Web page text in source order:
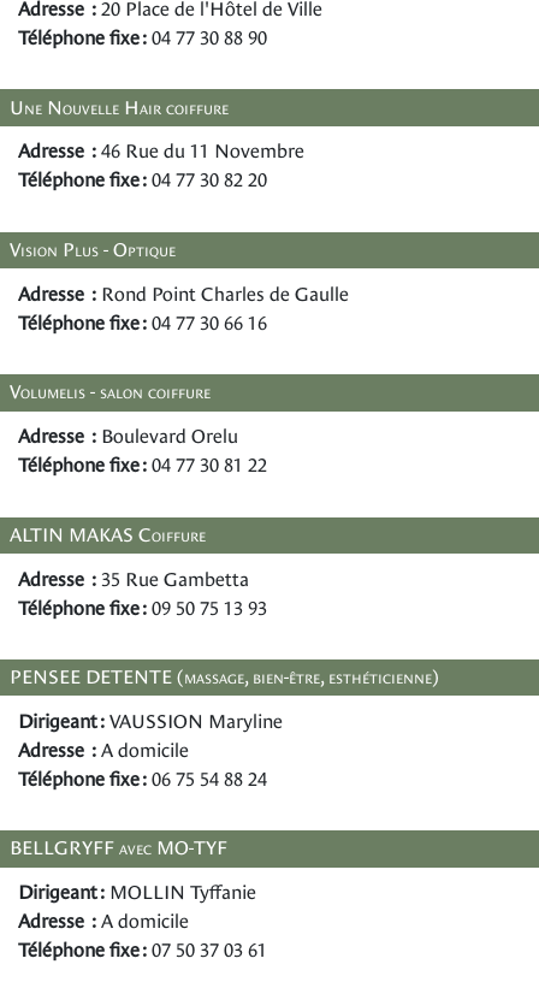
Adresse : 20 Place de l'Hôtel de Ville
Téléphone fixe : 04 77 30 88 90
Une Nouvelle Hair coiffure
Adresse : 46 Rue du 11 Novembre
Téléphone fixe : 04 77 30 82 20
Vision Plus - Optique
Adresse : Rond Point Charles de Gaulle
Téléphone fixe : 04 77 30 66 16
Volumelis - salon coiffure
Adresse : Boulevard Orelu
Téléphone fixe : 04 77 30 81 22
ALTIN MAKAS Coiffure
Adresse : 35 Rue Gambetta
Téléphone fixe : 09 50 75 13 93
PENSEE DETENTE (massage, bien-être, esthéticienne)
Dirigeant : VAUSSION Maryline
Adresse : A domicile
Téléphone fixe : 06 75 54 88 24
BELLGRYFF avec MO-TYF
Dirigeant : MOLLIN Tyffanie
Adresse : A domicile
Téléphone fixe : 07 50 37 03 61